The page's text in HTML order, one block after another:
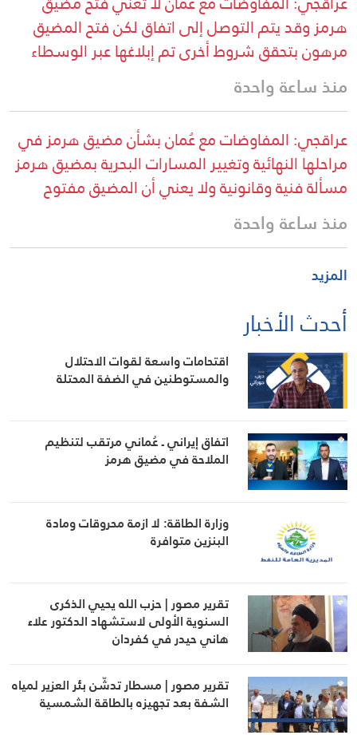
هرمز وقد يتم التوصل إلى اتفاق لكن فتح المضيق
مرهون بتحقق شروط أخرى تم إبلاغها عبر الوسطاء
منذ ساعة واحدة
عراقجي: المفاوضات مع عُمان بشأن مضيق هرمز في
مراحلها النهائية وتغيير المسارات البحرية بمضيق هرمز
مسألة فنية وقانونية ولا يعني أن المضيق مفتوح
منذ ساعة واحدة
المزيد
أحدث الأخبار
اقتحامات واسعة لقوات الاحتلال
والمستوطنين في الضفة المحتلة
اتفاق إيراني ـ عُماني مرتقب لتنظيم
الملاحة في مضيق هرمز
وزارة الطاقة: لا ازمة محروقات ومادة
البنزين متوافرة
تقرير مصور | حزب الله يحيي الذكرى
السنوية الأولى لاستشهاد الدكتور علاء
هاني حيدر في كفردان
تقرير مصور | مسطار تدشّن بئر العزير لمياه
الشفة بعد تجهيزه بالطاقة الشمسية